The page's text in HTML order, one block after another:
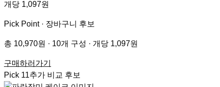
개당 1,097원
Pick Point · 장바구니 후보
총 10,970원 · 10개 구성 · 개당 1,097원
구매하러가기
Pick 11추가 비교 후보